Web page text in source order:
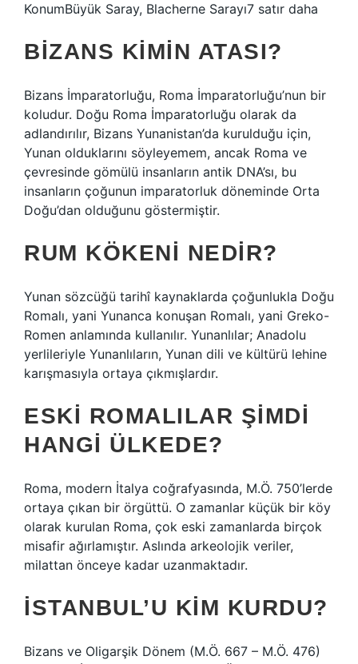
KonumBüyük Saray, Blacherne Sarayı7 satır daha
BIZANS KIMIN ATASI?
Bizans İmparatorluğu, Roma İmparatorluğu’nun bir
koludur. Doğu Roma İmparatorluğu olarak da
adlandırılır, Bizans Yunanistan’da kurulduğu için,
Yunan olduklarını söyleyemem, ancak Roma ve
çevresinde gömülü insanların antik DNA’sı, bu
insanların çoğunun imparatorluk döneminde Orta
Doğu’dan olduğunu göstermiştir.
RUM KÖKENI NEDIR?
Yunan sözcüğü tarihî kaynaklarda çoğunlukla Doğu
Romalı, yani Yunanca konuşan Romalı, yani Greko-
Romen anlamında kullanılır. Yunanlılar; Anadolu
yerlileriyle Yunanlıların, Yunan dili ve kültürü lehine
karışmasıyla ortaya çıkmışlardır.
ESKI ROMALILAR ŞIMDI
HANGI ÜLKEDE?
Roma, modern İtalya coğrafyasında, M.Ö. 750’lerde
ortaya çıkan bir örgüttü. O zamanlar küçük bir köy
olarak kurulan Roma, çok eski zamanlarda birçok
misafir ağırlamıştır. Aslında arkeolojik veriler,
milattan önceye kadar uzanmaktadır.
İSTANBUL’U KIM KURDU?
Bizans ve Oligarşik Dönem (M.Ö. 667 – M.Ö. 476)